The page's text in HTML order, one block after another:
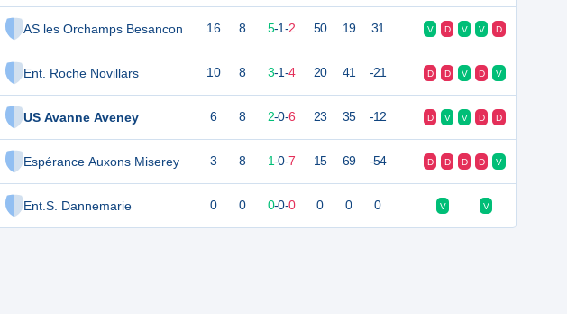
AS les Orchamps Besancon
Ent. Roche Novillars
US Avanne Aveney
Espérance Auxons Miserey
Ent.S. Dannemarie
16 8 5-1-2 50 19 31 V D V V D
10 8 3-1-4 20 41 -21 D D V D V
6 8 2-0-6 23 35 -12 D V V D D
3 8 1-0-7 15 69 -54 D D D D V
0 0 0-0-0 0 0 0 V V